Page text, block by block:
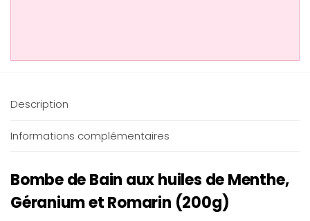
Description
Informations complémentaires
Bombe de Bain aux huiles de Menthe,
Géranium et Romarin (200g)